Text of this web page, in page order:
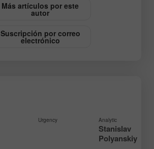
Más artículos por este
autor
Suscripción por correo
electrónico
Urgency Analytic
Stanislav
Polyanskiy